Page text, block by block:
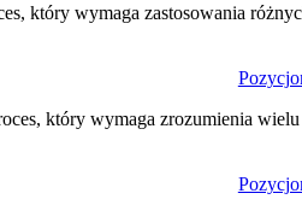
który wymaga zastosowania
który wymaga zrozumienia